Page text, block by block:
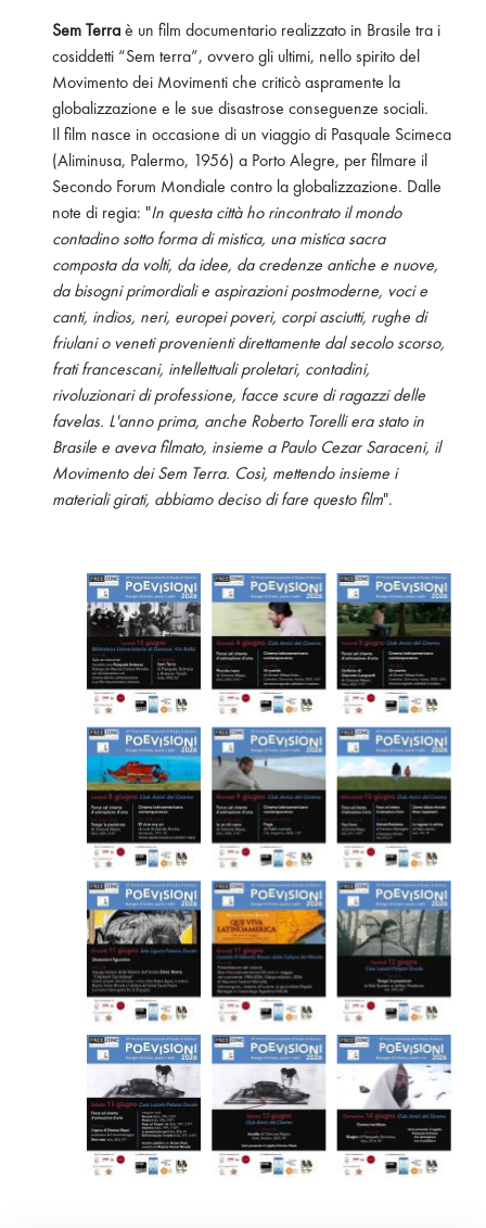
Sem Terraè un film documentario realizzato in Brasile tra i
cosiddetti “Sem terra”, ovvero gli ultimi, nello spirito del
Movimento dei Movimenti che criticò aspramente la
globalizzazione e le sue disastrose conseguenze sociali.
Il film nasce in occasione di un viaggio di Pasquale Scimeca
(Aliminusa, Palermo, 1956) a Porto Alegre, per filmare il
Secondo Forum Mondiale contro la globalizzazione. Dalle
note di regia: "In questa città ho rincontrato il mondo
contadino sotto forma di mistica, una mistica sacra
composta da volti, da idee, da credenze antiche e nuove,
da bisogni primordiali e aspirazioni postmoderne, voci e
canti, indios, neri, europei poveri, corpi asciutti, rughe di
friulani o veneti provenienti direttamente dal secolo scorso,
frati francescani, intellettuali proletari, contadini,
rivoluzionari di professione, facce scure di ragazzi delle
favelas. L'anno prima, anche Roberto Torelli era stato in
Brasile e aveva filmato, insieme a Paulo Cezar Saraceni, il
Movimento dei Sem Terra. Così, mettendo insieme i
materiali girati, abbiamo deciso di fare questo film".